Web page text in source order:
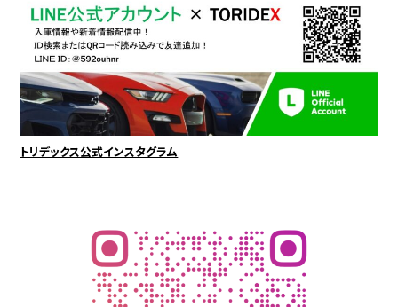
トリデックス公式インスタグラム